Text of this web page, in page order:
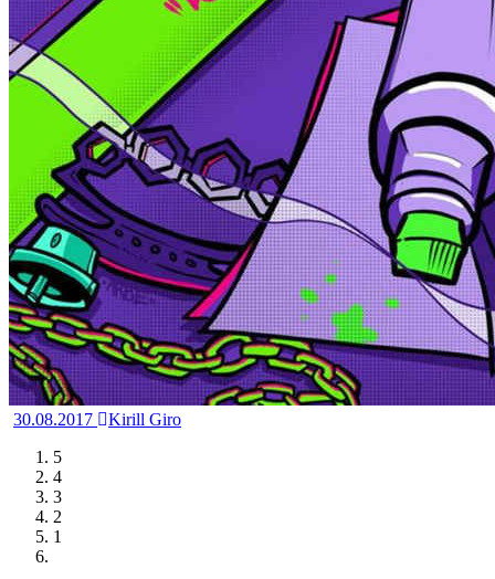
30.08.2017
Kirill Giro
5
4
3
2
1